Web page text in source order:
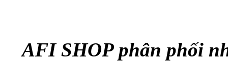
AFI SHOP phân phối